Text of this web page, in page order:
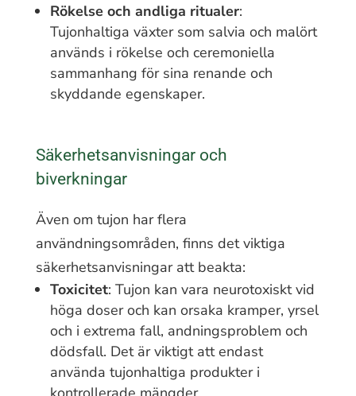
Rökelse och andliga ritualer:
Tujonhaltiga växter som salvia och malört
används i rökelse och ceremoniella
sammanhang för sina renande och
skyddande egenskaper.
Säkerhetsanvisningar och
biverkningar
Även om tujon har flera
användningsområden, finns det viktiga
säkerhetsanvisningar att beakta:
Toxicitet: Tujon kan vara neurotoxiskt vid
höga doser och kan orsaka kramper, yrsel
och i extrema fall, andningsproblem och
dödsfall. Det är viktigt att endast
använda tujonhaltiga produkter i